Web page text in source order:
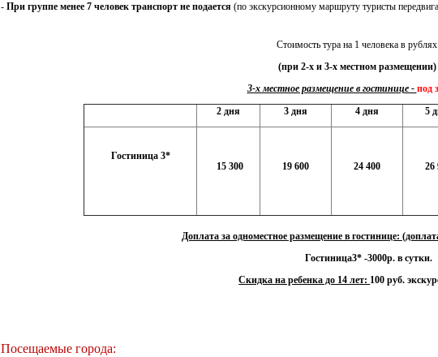
- При группе менее 7 человек транспорт не подается (по экскурсионному маршруту туристы
Стоимость тура на 1 человека в рублях
(при 2-х и 3-х местном размещении)
3-х местное размещение в гостинице - под
2 дня
3 дня 4 дня 5
Гостиница 3*
15 300
19 600 24 400 26
Доплата за одноместное размещение в гостинице:
Гостиница3* -3000р. в сутки.
Скидка на ребенка до 14 лет: 100 руб.
Посещаемые города: